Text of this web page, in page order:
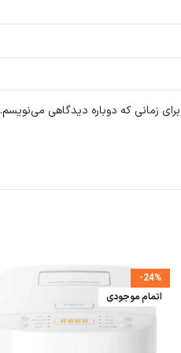
زمانی که دوباره دیدگاهی می‌نویسم.
-24%
اتمام موجودی